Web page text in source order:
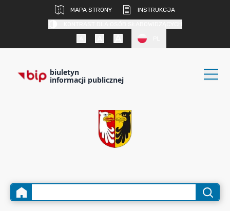
MAPA STRONY
INSTRUKCJA
biuletyn
informacji publicznej